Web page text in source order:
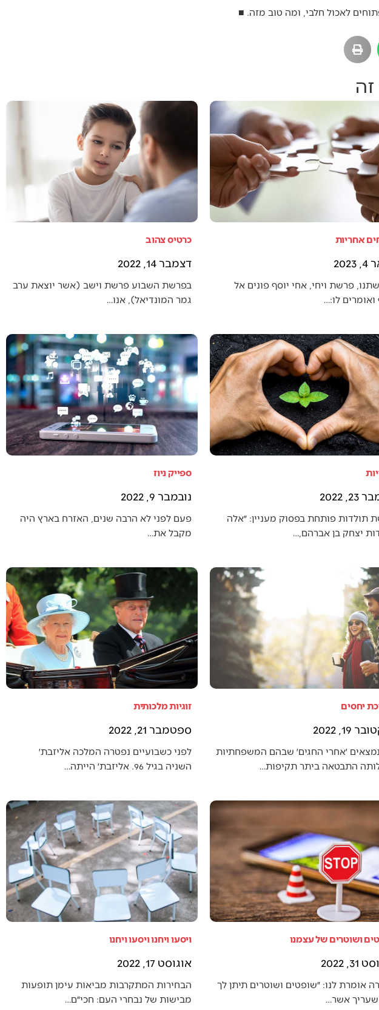
לאכול חלבי, ומה טוב מזה. ■
אחריות
פרשת ויחי, אחי יוסף פונים אל
ואומרים לו:…
כרטיס צהוב
דצמבר 14, 2022
בפרשת השבוע פרשת וישב (אשר יוצאת ערב
גמר המונדיאל), אנו…
2022
תולדות פותחת בפסוק מעניין: ״אלה
יצחק בן אברהם,…
ספייק ניוז
נובמבר 9, 2022
פעם לפני לא הרבה שנים, האזרח בארץ היה
מקבל את…
יחסים
19, 2022
׳אחרי החגים׳ שבהם המשפחתיות
התבטאה ביתר תקיפות…
זוגיות מלכותית
ספטמבר 21, 2022
לפני כשבועיים נפטרה המלכה אליזבת׳
השניה בגיל 96. אליזבת׳ הייתה…
ושוטרים של עצמנו
2022
אומרת לנו: ״שופטים ושוטרים תיתן לך
שעריך אשר…
ויסעו ויחנו ויסעו ויחנו
אוגוסט 17, 2022
הבחירות המתקרבות מביאות עימן תופעות
מבישות של נבחרי העם: חכי״ם…